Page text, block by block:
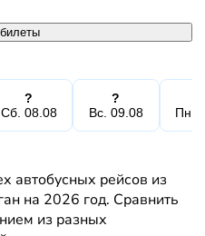
?
Сб. 08.08
?
Вс. 09.08
Пн.
автобусных рейсов из
на 2026 год. Сравнить
из разных